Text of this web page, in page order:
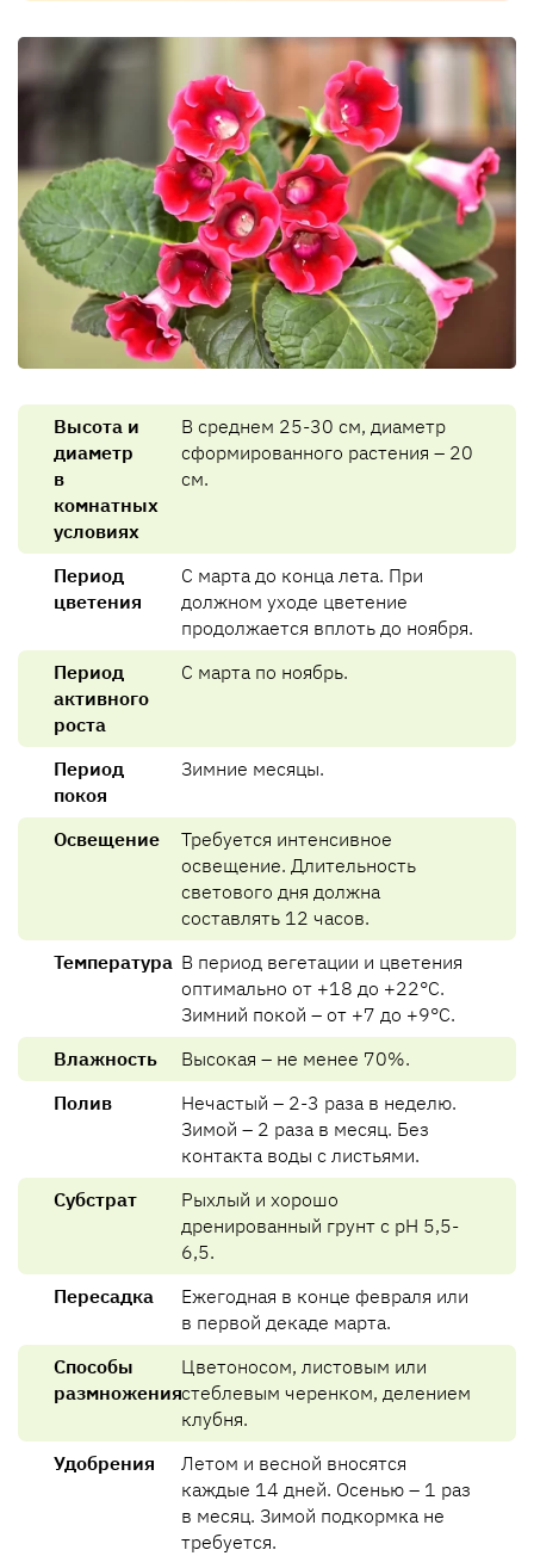
Высота и
диаметр
в
комнатных
условиях
В среднем 25-30 см, диаметр
сформированного растения – 20
см.
Период
цветения
С марта до конца лета. При
должном уходе цветение
продолжается вплоть до ноября.
Период
активного
роста
С марта по ноябрь.
Период
покоя
Зимние месяцы.
Освещение
Требуется интенсивное
освещение. Длительность
светового дня должна
составлять 12 часов.
Температура В период вегетации и цветения
оптимально от +18 до +22°C.
Зимний покой – от +7 до +9°C.
Влажность
Высокая – не менее 70%.
Полив
Нечастый – 2-3 раза в неделю.
Зимой – 2 раза в месяц. Без
контакта воды с листьями.
Субстрат
Рыхлый и хорошо
дренированный грунт с pH 5,5-
6,5.
Пересадка
Ежегодная в конце февраля или
в первой декаде марта.
Способы
размножения
Цветоносом, листовым или
стеблевым черенком, делением
клубня.
Удобрения
Летом и весной вносятся
каждые 14 дней. Осенью – 1 раз
в месяц. Зимой подкормка не
требуется.